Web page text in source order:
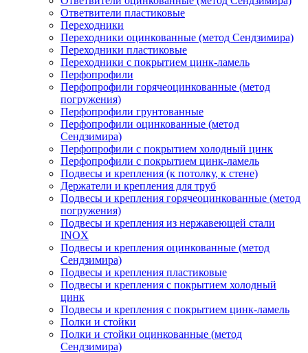
Ответвители пластиковые
Переходники
Переходники оцинкованные (метод Сендзимира)
Переходники пластиковые
Переходники с покрытием цинк-ламель
Перфопрофили
Перфопрофили горячеоцинкованные (метод
погружения)
Перфопрофили грунтованные
Перфопрофили оцинкованные (метод
Сендзимира)
Перфопрофили с покрытием холодный цинк
Перфопрофили с покрытием цинк-ламель
Подвесы и крепления (к потолку, к стене)
Держатели и крепления для труб
Подвесы и крепления горячеоцинкованные (метод
погружения)
Подвесы и крепления из нержавеющей стали
INOX
Подвесы и крепления оцинкованные (метод
Сендзимира)
Подвесы и крепления пластиковые
Подвесы и крепления с покрытием холодный
цинк
Подвесы и крепления с покрытием цинк-ламель
Полки и стойки
Полки и стойки оцинкованные (метод
Сендзимира)